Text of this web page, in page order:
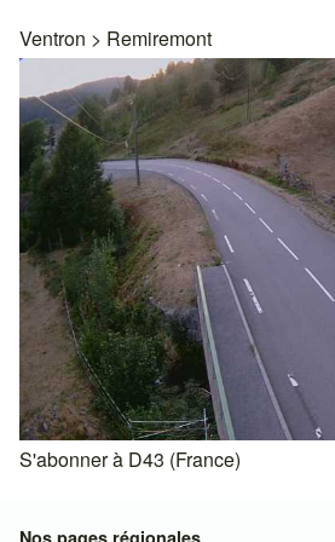
Ventron > Remiremont
S'abonner à D43 (France)